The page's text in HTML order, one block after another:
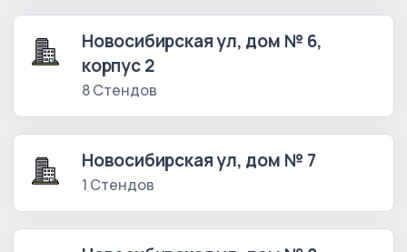
Новосибирская ул, дом № 6,
корпус 2
8 Стендов
Новосибирская ул, дом № 7
1 Стендов